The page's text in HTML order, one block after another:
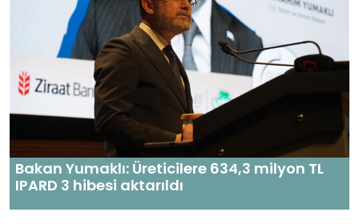
Bakan Yumaklı: Üreticilere 634,3 milyon TL
IPARD 3 hibesi aktarıldı